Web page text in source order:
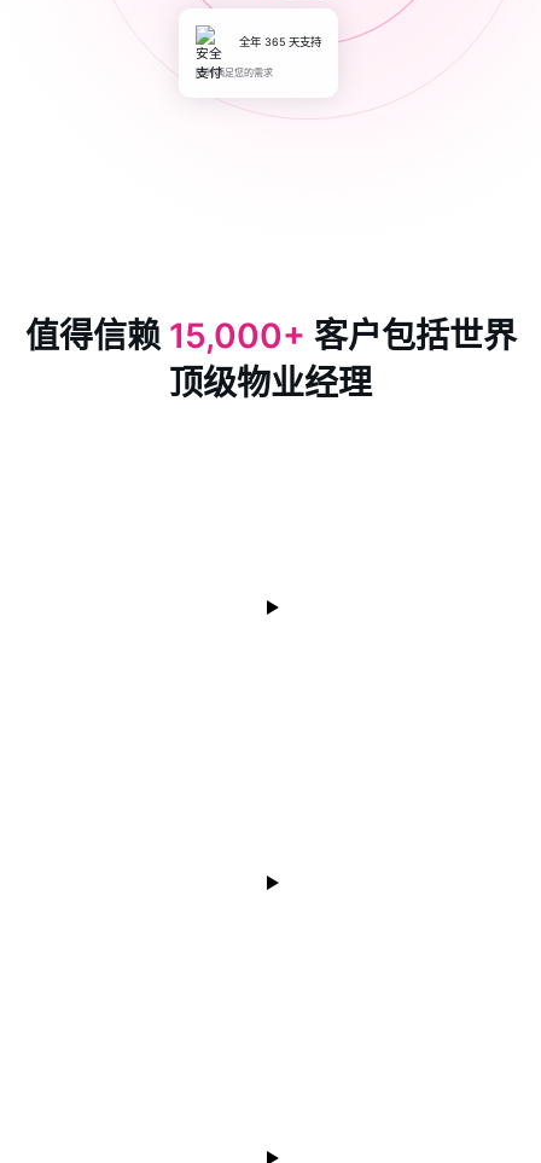
全年 365 天支持
随时满足您的需求
值得信赖 15,000+ 客户包括世界
顶级物业经理